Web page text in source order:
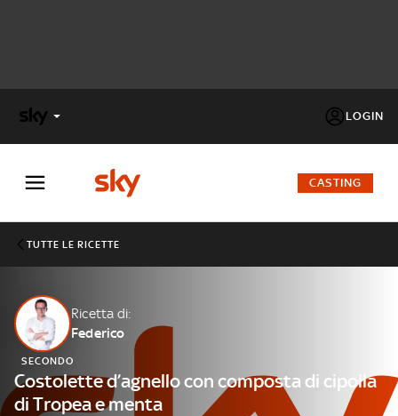
LOGIN
FACTOR
Cos’altro vedere:
PROGRAMMI SKY
Un mondo di offerte:
SKY.IT
NOW
CASTING
TUTTE LE RICETTE
Ricetta di:
Federico
SECONDO
Costolette d’agnello con composta di cipolla
di Tropea e menta